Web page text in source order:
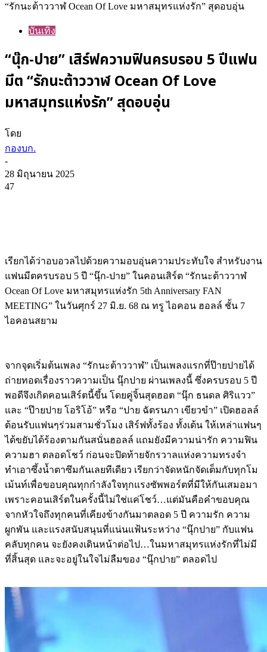
“รักนะต้าววาฬ Ocean Of Love มหาสมุทรแห่งรัก” สุดอบอุ่น
บันเทิง
“นุ๊ก-ปาย” เสิร์ฟความฟินครบรอบ 5 ปีแฟน
มีต “รักนะต้าววาฬ Ocean Of Love
มหาสมุทรแห่งรัก” สุดอบอุ่น
โดย
กองบก.
-
28 มิถุนายน 2025
47
เรียกได้ว่าอบอวลไปด้วยความอบอุ่นความประทับใจ สำหรับงาน
แฟนมีตครบรอบ 5 ปี “นุ๊ก-ปาย” ในคอนเสิร์ต “รักนะต้าววาฬ
Ocean Of Love มหาสมุทรแห่งรัก 5th Anniversary FAN
MEETING” ในวันศุกร์ 27 มิ.ย. 68 ณ ทรู ไอคอน ฮอลล์ ชั้น 7
ไอคอนสยาม
จากจุดเริ่มต้นเพลง “รักนะต้าววาฬ” เป็นเพลงแรกที่ป๊ายปายได้
ถ่ายทอดเรื่องราวความเป็น นุ๊กปาย ผ่านเพลงนี้ ซึ่งครบรอบ 5 ปี
พอดีจึงเกิดคอนเสิร์ตนี้ขึ้น โดยคู่จิ้นสุดฮอต “นุ๊ก ธนดล ศิริแวว”
และ “ป๊ายปาย โอริโอ้” หรือ “ปาย ฉัตรนภา เขียวขำ” เปิดฮอลล์
ต้อนรับแฟนๆร่วมสามชั่วโมง เสิร์ฟทั้งร้อง ทั้งเต้น ให้เหล่าแฟนๆ
ได้ขยับได้ร้องตามกันสนั่นฮอลล์ แถมยังมีความน่ารัก ความฟิน
ความฮา ตลอดโชว์ ก่อนจะปิดท้ายจักรวาลแห่งความทรงจำ
ทำเอาซึ้งน้ำตาซึมกันเลยทีเดียว เรียกว่าจัดหนักจัดเต็มกับทุกโม
เม้นท์เพื่อขอบคุณทุกกำลังใจทุกแรงซัพพอร์ตที่มีให้กันเสมอมา
เพราะคอนเสิร์ตในครั้งนี้ไม่ใช่แค่โชว์…แต่มันคือคำขอบคุณ
จากหัวใจถึงทุกคนที่เคียงข้างกันมาตลอด 5 ปี ความรัก ความ
ผูกพัน และแรงสนับสนุนที่แน่นแฟ้นระหว่าง “นุ๊กปาย” กับแฟน
คลับทุกคน จะยังคงเดินหน้าต่อไป…ในมหาสมุทรแห่งรักที่ไม่มี
ที่สิ้นสุด และจะอยู่ในใจไม่ลืมของ “นุ๊กปาย” ตลอดไป